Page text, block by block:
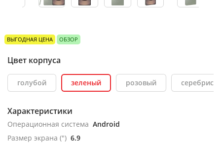
ВЫГОДНАЯ ЦЕНА ОБЗОР
Цвет корпуса
голубой зеленый розовый
Характеристики
Операционная система Android
Размер экрана (") 6.9